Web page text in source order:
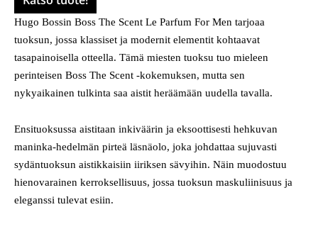
Hugo Bossin Boss The Scent Le Parfum For Men tarjoaa
tuoksun, jossa klassiset ja modernit elementit kohtaavat
tasapainoisella otteella. Tämä miesten tuoksu tuo mieleen
perinteisen Boss The Scent -kokemuksen, mutta sen
nykyaikainen tulkinta saa aistit heräämään uudella tavalla.
Ensituoksussa aistitaan inkiväärin ja eksoottisesti hehkuvan
maninka-hedelmän pirteä läsnäolo, joka johdattaa sujuvasti
sydäntuoksun aistikkaisiin iiriksen sävyihin. Näin muodostuu
hienovarainen kerroksellisuus, jossa tuoksun maskuliinisuus ja
eleganssi tulevat esiin.